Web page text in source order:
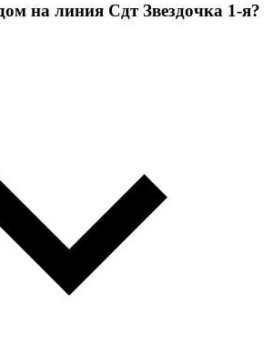
на линия Сдт Звездочка 1-я?